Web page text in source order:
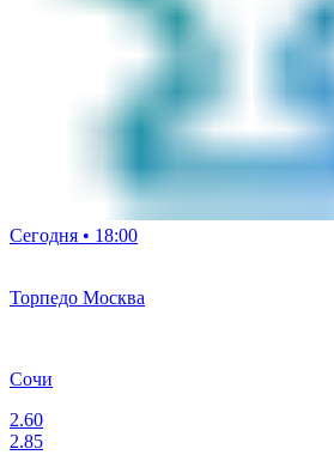
Сегодня • 18:00
Торпедо Москва
Сочи
2.60
2.85